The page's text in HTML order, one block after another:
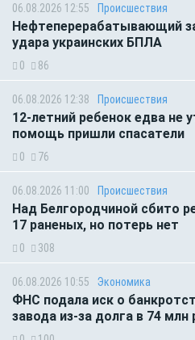
06.08.2026 12:55 Происшествия
Нефтеперерабатывающий
удара украинских БПЛА
0 86
06.08.2026 12:38 Происшествия
12-летний ребенок едва не
помощь пришли спасатели
0 76
06.08.2026 11:00 Происшествия
Над Белгородчиной сбито
17 раненых, но потерь нет
0 308
06.08.2026 10:55 Экономика
ФНС подала иск о
завода из-за долга в 74 млн